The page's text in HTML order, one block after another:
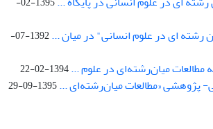
رشته ای در علوم انسانی" در میان ...
1392-07-
مطالعات میان‌رشته‌ای در علوم ...1394-02-22
پژوهشی «مطالعات میان‌رشته‌ای ...1395-09-29